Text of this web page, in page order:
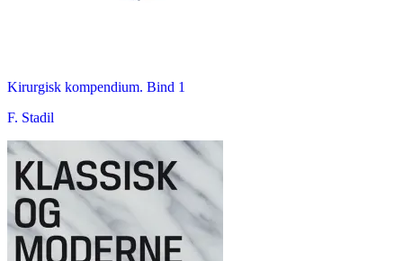
Kirurgisk kompendium. Bind 1
F. Stadil